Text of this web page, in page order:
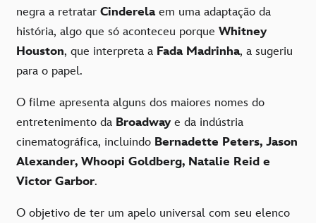
negra a retratar Cinderela em uma adaptação da
história, algo que só aconteceu porque Whitney
Houston, que interpreta a Fada Madrinha, a sugeriu
para o papel.
O filme apresenta alguns dos maiores nomes do
entretenimento da Broadway e da indústria
cinematográfica, incluindo Bernadette Peters, Jason
Alexander, Whoopi Goldberg, Natalie Reid e
Victor Garbor.
O objetivo de ter um apelo universal com seu elenco